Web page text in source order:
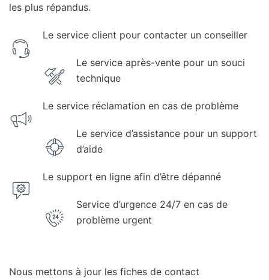
les plus répandus.
Le service client pour contacter un conseiller
Le service après-vente pour un souci
technique
Le service réclamation en cas de problème
Le service d’assistance pour un support
d’aide
Le support en ligne afin d’être dépanné
Service d’urgence 24/7 en cas de
problème urgent
Nous mettons à jour les fiches de contact